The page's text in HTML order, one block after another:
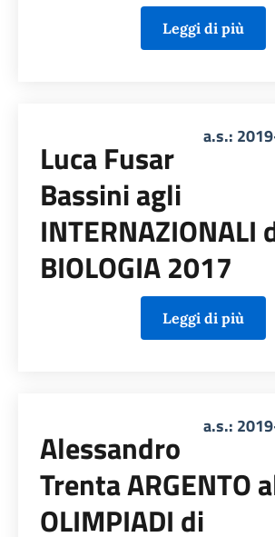
Leggi di più
a.s.:
Luca Fusar
Bassini agli
INTERNAZIONALI
BIOLOGIA 2017
Leggi di più
a.s.:
Alessandro
Trenta ARGENTO
OLIMPIADI di